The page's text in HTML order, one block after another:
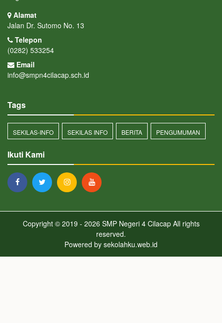
Alamat
Jalan Dr. Sutomo No. 13
Telepon
(0282) 533254
Email
info@smpn4cilacap.sch.id
Tags
SEKILAS-INFO SEKILAS INFO BERITA PENGUMUMAN
Ikuti Kami
Copyright © 2019 - 2026 SMP Negeri 4 CilacapAll rights
reserved.
Powered by sekolahku.web.id